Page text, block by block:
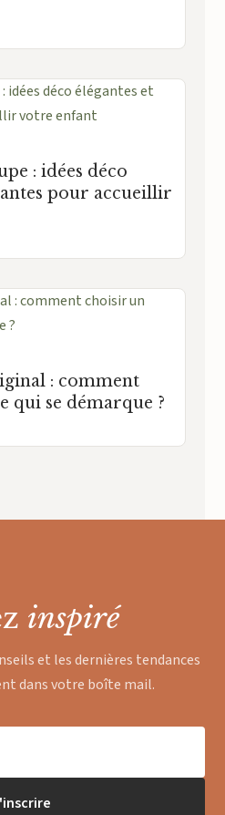
: idées déco
pour accueillir
: comment
qui se démarque ?
inspiré
et les dernières tendances
dans votre boîte mail.